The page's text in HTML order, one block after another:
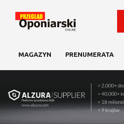
MAGAZYN PRENUMERATA